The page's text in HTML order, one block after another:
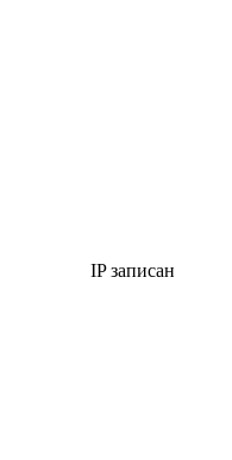
IP записан